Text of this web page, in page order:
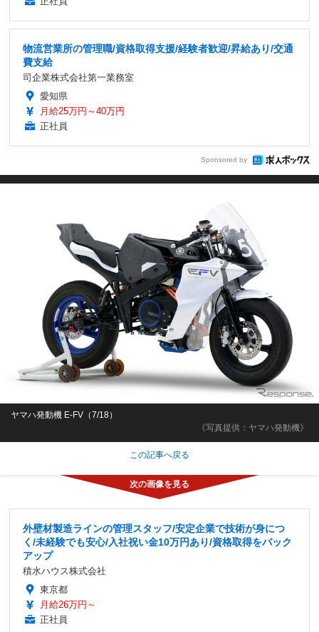
物流営業所の管理職/資格取得支援/経験者歓迎/昇給あり/交通
費支給
司企業株式会社第一業務室
愛知県
月給25万円～40万円
正社員
Sponsored by
《写真提供：ヤマハ発動機》
ヤマハ発動機 E-FV（7/18）
この記事へ戻る
外壁材製造ラインの管理スタッフ/安定企業で技術が身につ
く/未経験でも安心/入社祝い金10万円あり/資格取得をバック
アップ
積水ハウス株式会社
東京都
月給26万円～
正社員